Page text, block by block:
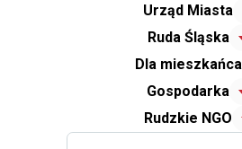
Urząd Miasta
Ruda Śląska
Dla mieszkańca
Gospodarka
Rudzkie NGO